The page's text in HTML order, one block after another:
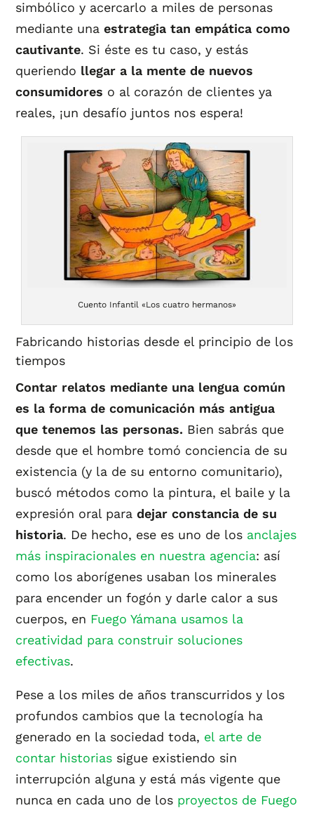
simbólico y acercarlo a miles de personas
mediante unaestrategia tan empática como
cautivante. Si éste es tu caso, y estás
queriendo llegar a la mente de nuevos
consumidores o al corazón de clientes ya
reales, ¡un desafío juntos nos espera!
Cuento Infantil «Los cuatro hermanos»
Fabricando historias desde el principio de los
tiempos
Contar relatos mediante una lengua común
es la forma de comunicación más antigua
que tenemos las personas. Bien sabrás que
desde que el hombre tomó conciencia de su
existencia (y la de su entorno comunitario),
buscó métodos como la pintura, el baile y la
expresión oral paradejar constancia de su
historia. De hecho, ese es uno de los anclajes
más inspiracionales en nuestra agencia: así
como los aborígenes usaban los minerales
para encender un fogón y darle calor a sus
cuerpos, en Fuego Yámana usamos la
creatividad para construir soluciones
efectivas.
Pese a los miles de años transcurridos y los
profundos cambios que la tecnología ha
generado en la sociedad toda, el arte de
contar historias sigue existiendo sin
interrupción alguna y está más vigente que
nunca en cada uno de los proyectos de Fuego